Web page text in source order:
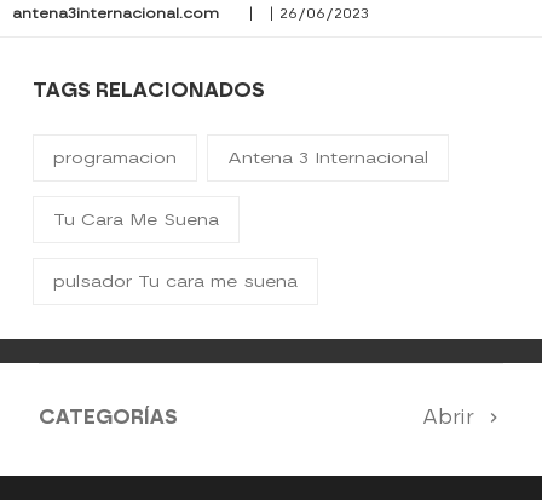
antena3internacional.com | | 26/06/2023
TAGS RELACIONADOS
programacion Antena 3 Internacional
Tu Cara Me Suena
pulsador Tu cara me suena
CATEGORÍAS Abrir
Antena 3 Noticias El Hormiguero